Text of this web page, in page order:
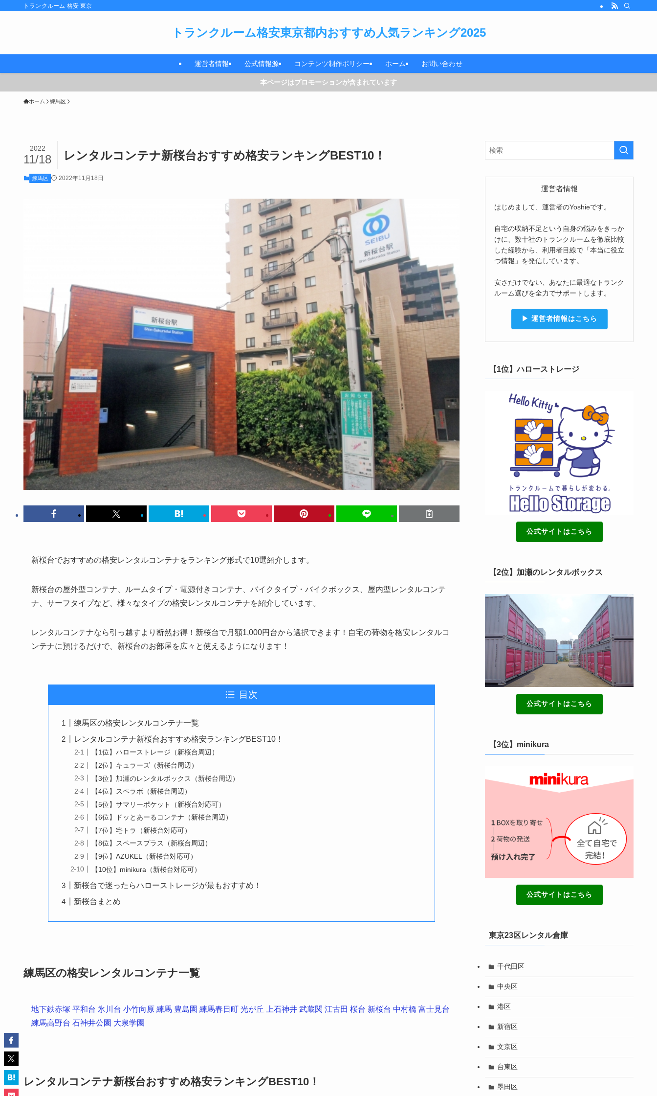
トランクルーム 格安 東京
トランクルーム格安東京都内おすすめ人気ランキング2025
運営者情報 公式情報源 コンテンツ制作ポリシー ホーム お問い合わせ
本ページはプロモーションが含まれています
ホーム 練馬区
レンタルコンテナ新桜台おすすめ格安ランキングBEST10！
2022
11/18
練馬区 2022年11月18日
新桜台でおすすめの格安レンタルコンテナをランキング形式で10選紹介します。
新桜台の屋外型コンテナ、ルームタイプ・電源付きコンテナ、バイクタイプ・バイクボックス、屋内型レンタルコンテ
ナ、サーフタイプなど、様々なタイプの格安レンタルコンテナを紹介しています。
レンタルコンテナなら引っ越すより断然お得！新桜台で月額1,000円台から選択できます！自宅の荷物を格安レンタルコ
ンテナに預けるだけで、新桜台のお部屋を広々と使えるようになります！
目次
練馬区の格安レンタルコンテナ一覧
レンタルコンテナ新桜台おすすめ格安ランキングBEST10！
【1位】ハローストレージ（新桜台周辺）
【2位】キュラーズ（新桜台周辺）
【3位】加瀬のレンタルボックス（新桜台周辺）
【4位】スペラボ（新桜台周辺）
【5位】サマリーポケット（新桜台対応可）
【6位】ドッとあーるコンテナ（新桜台周辺）
【7位】宅トラ（新桜台対応可）
【8位】スペースプラス（新桜台周辺）
【9位】AZUKEL（新桜台対応可）
【10位】minikura（新桜台対応可）
新桜台で迷ったらハローストレージが最もおすすめ！
新桜台まとめ
練馬区の格安レンタルコンテナ一覧
地下鉄赤塚 平和台 氷川台 小竹向原 練馬 豊島園 練馬春日町 光が丘 上石神井 武蔵関 江古田 桜台 新桜台 中村橋 富士見台
練馬高野台 石神井公園 大泉学園
レンタルコンテナ新桜台おすすめ格安ランキングBEST10！
運営者情報
はじめまして、運営者のYoshieです。
自宅の収納不足という自身の悩みをきっか
けに、数十社のトランクルームを徹底比較
した経験から、利用者目線で「本当に役立
つ情報」を発信しています。
安さだけでない、あなたに最適なトランク
ルーム選びを全力でサポートします。
▶︎ 運営者情報はこちら
【1位】ハローストレージ
公式サイトはこちら
【2位】加瀬のレンタルボックス
公式サイトはこちら
【3位】minikura
公式サイトはこちら
東京23区レンタル倉庫
千代田区
中央区
港区
新宿区
文京区
台東区
墨田区